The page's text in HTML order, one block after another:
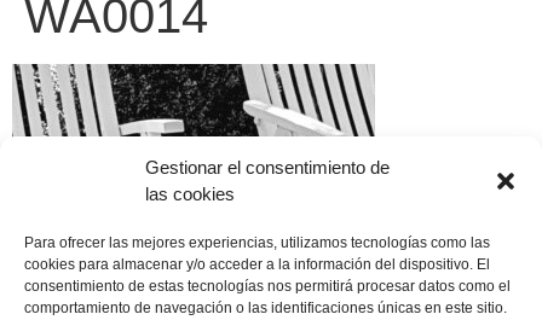
Gestionar el consentimiento de
las cookies
Para ofrecer las mejores experiencias, utilizamos tecnologías como las
cookies para almacenar y/o acceder a la información del dispositivo. El
consentimiento de estas tecnologías nos permitirá procesar datos como el
comportamiento de navegación o las identificaciones únicas en este sitio.
WA0014